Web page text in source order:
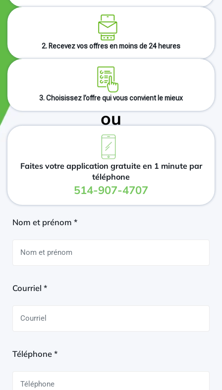
Nom et prénom *
Courriel *
Téléphone *
2. Recevez vos offres en moins de 24 heures
3. Choisissez l’offre qui vous convient le mieux
ou
Faites votre application gratuite en 1 minute par
téléphone
514-907-4707